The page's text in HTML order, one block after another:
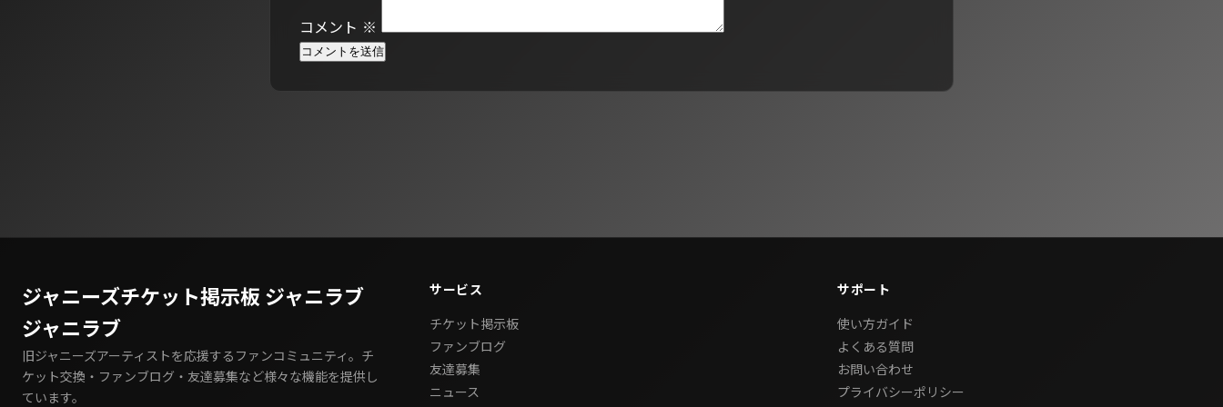
コメント ※
ジャニーズチケット掲示板 ジャニラブ
ジャニラブ
旧ジャニーズアーティストを応援するファンコミュニティ。チ
ケット交換・ファンブログ・友達募集など様々な機能を提供し
ています。
サービス
チケット掲示板
ファンブログ
友達募集
ニュース
サポート
使い方ガイド
よくある質問
お問い合わせ
プライバシーポリシー